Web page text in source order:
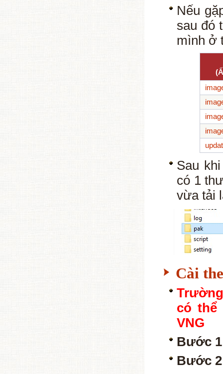
Nếu
sau đó
mình ở
Sau
có 1
vừa tải
Cài
có thể
VNG
Bước
Bước